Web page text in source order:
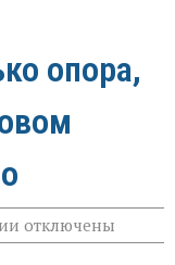
опора,
к
записи
отключены